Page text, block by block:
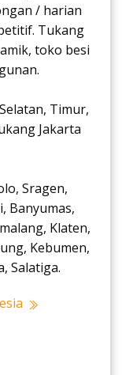
/ harian
Tukang
toko besi
Timur,
Jakarta
Sragen,
Banyumas,
Klaten,
Kebumen,
Salatiga.